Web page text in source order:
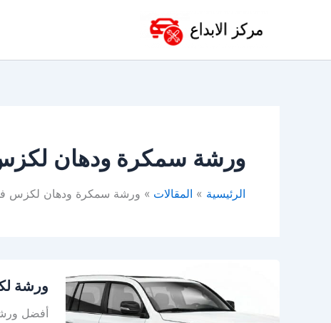
ورشة سمكرة ودهان
الرئيسية المقالات ورشة سمكرة ودهان لكزس
ورشة
لكزس
بالخبر